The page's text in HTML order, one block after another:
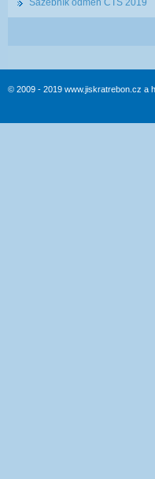
Sazebník odměn ČTS 2019
© 2009 - 2019 www.jiskratrebon.cz a